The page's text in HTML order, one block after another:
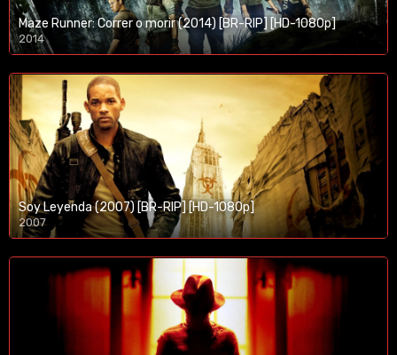
Maze Runner: Correr o morir (2014) [BR-RIP] [HD-1080p]
2014
1080p/720p
Soy Leyenda (2007) [BR-RIP] [HD-1080p]
2007
1080p/720p